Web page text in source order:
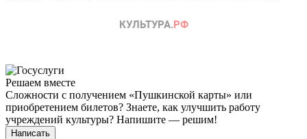
Решаем вместе
Сложности с получением «Пушкинской карты» или
приобретением билетов? Знаете, как улучшить работу
учреждений культуры? Напишите — решим!
Написать